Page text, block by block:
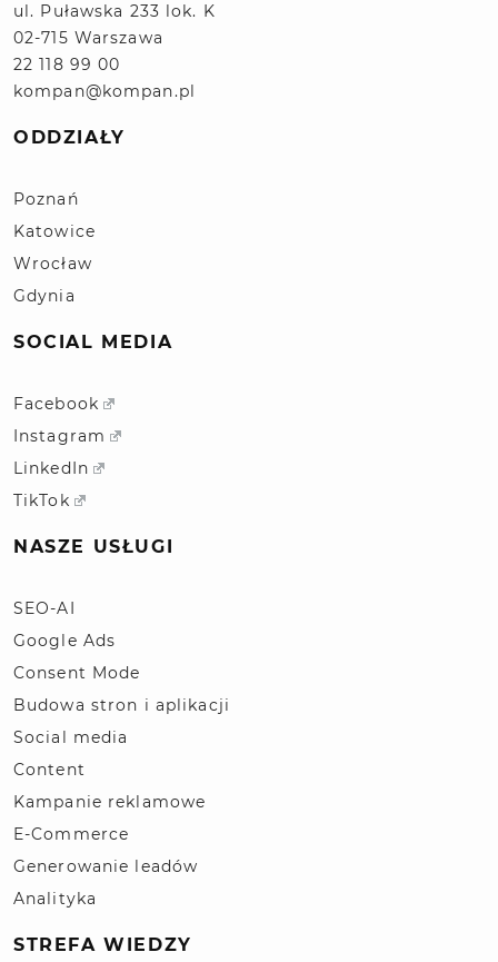
ul. Puławska 233 lok. K
02-715 Warszawa
22 118 99 00
kompan@kompan.pl
ODDZIAŁY
Poznań
Katowice
Wrocław
Gdynia
SOCIAL MEDIA
Facebook
Instagram
LinkedIn
TikTok
NASZE USŁUGI
SEO-AI
Google Ads
Consent Mode
Budowa stron i aplikacji
Social media
Content
Kampanie reklamowe
E-Commerce
Generowanie leadów
Analityka
STREFA WIEDZY